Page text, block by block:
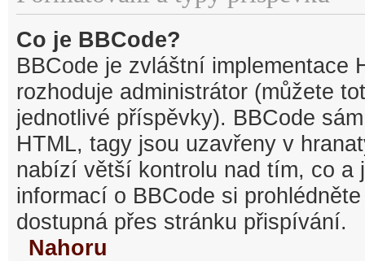
Co je BBCode?
BBCode je zvláštní implementace
rozhoduje administrátor (můžete
jednotlivé příspěvky). BBCode
HTML, tagy jsou uzavřeny v
nabízí větší kontrolu nad tím, co a
informací o BBCode si
dostupná přes stránku přispívání.
Nahoru